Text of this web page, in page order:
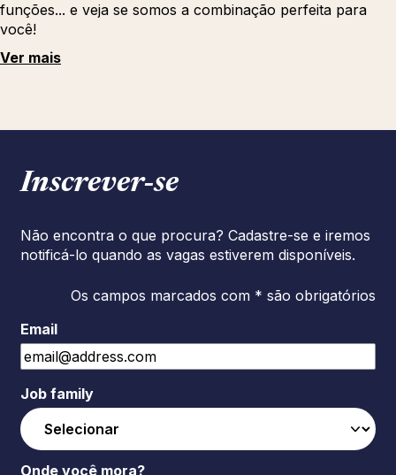
funções... e veja se somos a combinação perfeita para
você!
Ver mais
Inscrever‑se
Não encontra o que procura? Cadastre-se e iremos
notificá-lo quando as vagas estiverem disponíveis.
Os campos marcados com * são obrigatórios
Email
Job family
Onde você mora?